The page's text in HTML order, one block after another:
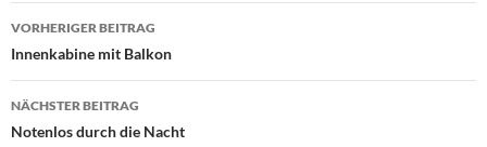
Beitragsnavigation
VORHERIGER BEITRAG
Innenkabine mit Balkon
NÄCHSTER BEITRAG
Notenlos durch die Nacht